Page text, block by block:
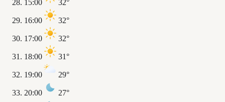
15:00 32°
16:00 32°
17:00 32°
18:00 31°
19:00 29°
20:00 27°